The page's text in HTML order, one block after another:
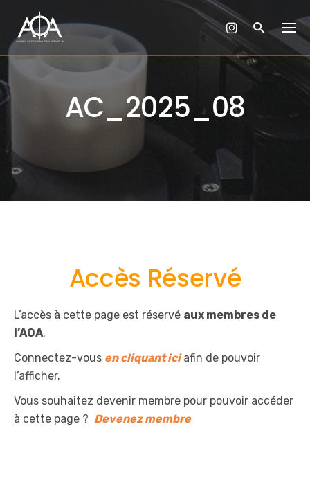
content
AC_2025_08
Accès Réservé
L’accès à cette page est réservé aux membres de
l’AOA.
Connectez-vous en cliquant iciafin de pouvoir
l’afficher.
Vous souhaitez devenir membre pour pouvoir accéder
à cette page ? Devenez membre